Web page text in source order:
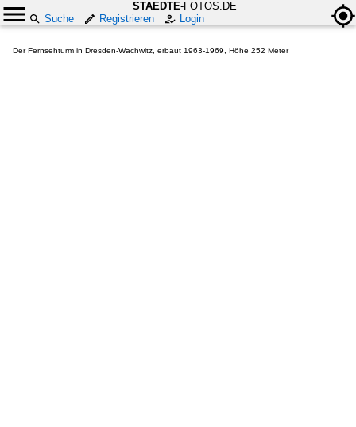
STAEDTE-FOTOS.DE
Suche
Registrieren Login
Der Fernsehturm in Dresden-Wachwitz, erbaut 1963-1969, Höhe 252 Meter